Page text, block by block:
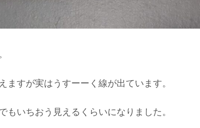
ますが実はうすーーく線が出ています。
もいちおう見えるくらいになりました。